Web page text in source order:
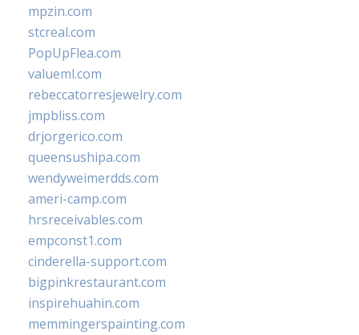
mpzin.com
stcreal.com
PopUpFlea.com
valueml.com
rebeccatorresjewelry.com
jmpbliss.com
drjorgerico.com
queensushipa.com
wendyweimerdds.com
ameri-camp.com
hrsreceivables.com
empconst1.com
cinderella-support.com
bigpinkrestaurant.com
inspirehuahin.com
memmingerspainting.com